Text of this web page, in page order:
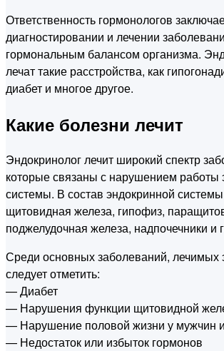
Ответственность гормонологов
диагностировании и лечении
гормональным балансом организма.
лечат такие расстройства, как
диабет и многое другое.
Какие болезни лечит
Эндокринолог лечит широкий спектр
которые связаны с нарушением работы
системы. В состав эндокринной
щитовидная железа, гипофиз,
поджелудочная железа, надпочечники и
Среди основных заболеваний, лечимых
следует отметить:
— Диабет
— Нарушения функции щитовидной
— Нарушение половой жизни у мужчин
— Недостаток или избыток гормонов